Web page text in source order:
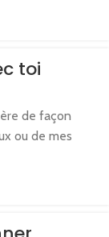
toi
de façon
ou de mes